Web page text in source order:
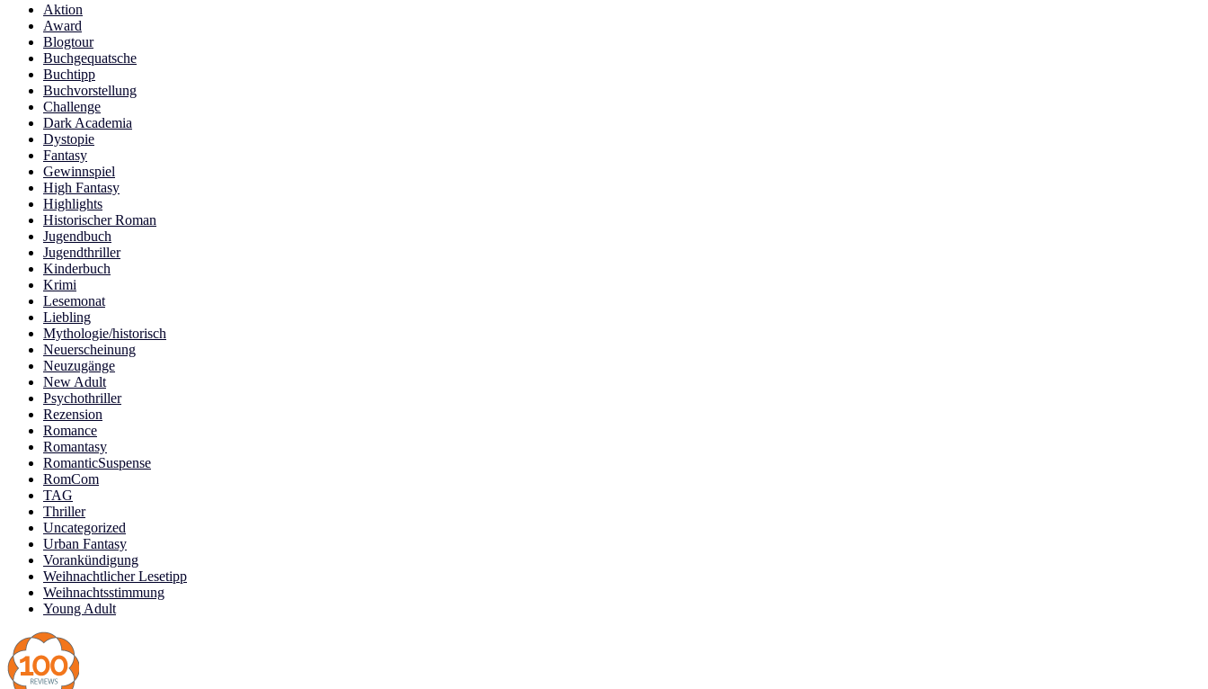
Aktion
Award
Blogtour
Buchgequatsche
Buchtipp
Buchvorstellung
Challenge
Dark Academia
Dystopie
Fantasy
Gewinnspiel
High Fantasy
Highlights
Historischer Roman
Jugendbuch
Jugendthriller
Kinderbuch
Krimi
Lesemonat
Liebling
Mythologie/historisch
Neuerscheinung
Neuzugänge
New Adult
Psychothriller
Rezension
Romance
Romantasy
RomanticSuspense
RomCom
TAG
Thriller
Uncategorized
Urban Fantasy
Vorankündigung
Weihnachtlicher Lesetipp
Weihnachtsstimmung
Young Adult